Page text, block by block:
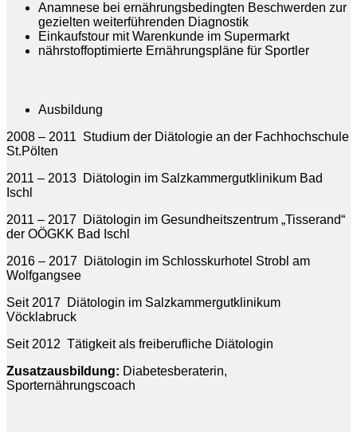
Anamnese bei ernährungsbedingten Beschwerden zur
gezielten weiterführenden Diagnostik
Einkaufstour mit Warenkunde im Supermarkt
nährstoffoptimierte Ernährungspläne für Sportler
Ausbildung
2008 – 2011 Studium der Diätologie an der Fachhochschule
St.Pölten
2011 – 2013 Diätologin im Salzkammergutklinikum Bad
Ischl
2011 – 2017 Diätologin im Gesundheitszentrum „Tisserand“
der OÖGKK Bad Ischl
2016 – 2017 Diätologin im Schlosskurhotel Strobl am
Wolfgangsee
Seit 2017 Diätologin im Salzkammergutklinikum
Vöcklabruck
Seit 2012 Tätigkeit als freiberufliche Diätologin
Zusatzausbildung: Diabetesberaterin,
Sporternährungscoach